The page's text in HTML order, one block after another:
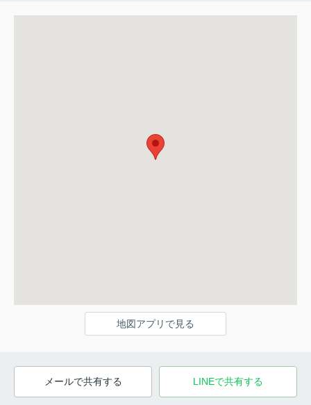
地図アプリで見る
メールで共有する LINEで共有する